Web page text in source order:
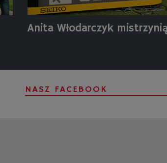
Anita Włodarczyk
NASZ FACEBOOK